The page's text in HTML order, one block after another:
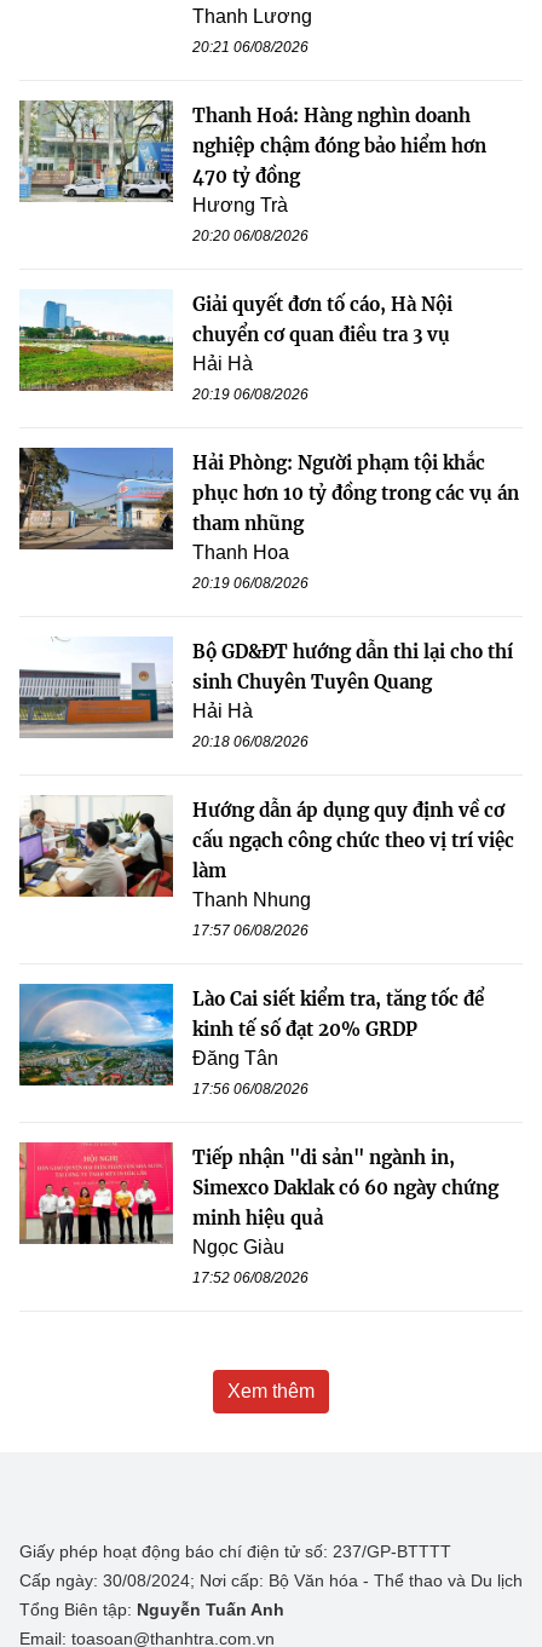
Thanh Lương
20:21 06/08/2026
Thanh Hoá: Hàng nghìn doanh
nghiệp chậm đóng bảo hiểm hơn
470 tỷ đồng
Hương Trà
20:20 06/08/2026
Giải quyết đơn tố cáo, Hà Nội
chuyển cơ quan điều tra 3 vụ
Hải Hà
20:19 06/08/2026
Hải Phòng: Người phạm tội khắc
phục hơn 10 tỷ đồng trong các vụ án
tham nhũng
Thanh Hoa
20:19 06/08/2026
Bộ GD&ĐT hướng dẫn thi lại cho thí
sinh Chuyên Tuyên Quang
Hải Hà
20:18 06/08/2026
Hướng dẫn áp dụng quy định về cơ
cấu ngạch công chức theo vị trí việc
làm
Thanh Nhung
17:57 06/08/2026
Lào Cai siết kiểm tra, tăng tốc để
kinh tế số đạt 20% GRDP
Đăng Tân
17:56 06/08/2026
Tiếp nhận "di sản" ngành in,
Simexco Daklak có 60 ngày chứng
minh hiệu quả
Ngọc Giàu
17:52 06/08/2026
Xem thêm
Giấy phép hoạt động báo chí điện tử số: 237/GP-BTTTT
Cấp ngày: 30/08/2024; Nơi cấp: Bộ Văn hóa - Thể thao và Du lịch
Tổng Biên tập: Nguyễn Tuấn Anh
Email: toasoan@thanhtra.com.vn